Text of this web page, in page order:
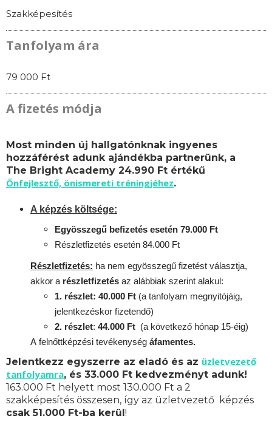
Szakképesítés
Tanfolyam ára
79 000 Ft
A fizetés módja
Most minden új hallgatónknak ingyenes
hozzáférést adunk ajándékba partnerünk, a
The Bright Academy 24.990 Ft értékű
Önfejlesztő, önismereti tréningjéhez.
A képzés költsége:
Egyösszegű befizetés esetén 79.000 Ft
Részletfizetés esetén 84.000 Ft
Részletfizetés: ha nem egyösszegű fizetést választja,
akkor a részletfizetés az alábbiak szerint alakul:
1. részlet: 40.000 Ft (a tanfolyam megnyitójáig,
jelentkezéskor fizetendő)
2. részlet: 44.000 Ft (a következő hónap 15-éig)
A felnőttképzési tevékenység áfamentes.
Jelentkezz egyszerre az eladó és az üzletvezető
tanfolyamra, és 33.000 Ft kedvezményt adunk!
163.000 Ft helyett most 130.000 Ft a 2
szakképesítés összesen, így az üzletvezető képzés
csak 51.000 Ft-ba kerül !